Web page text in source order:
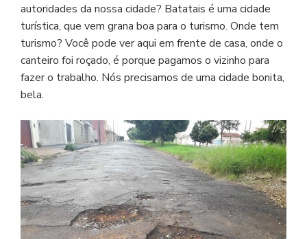
autoridades da nossa cidade? Batatais é uma cidade
turística, que vem grana boa para o turismo. Onde tem
turismo? Você pode ver aqui em frente de casa, onde o
canteiro foi roçado, é porque pagamos o vizinho para
fazer o trabalho. Nós precisamos de uma cidade bonita,
bela.